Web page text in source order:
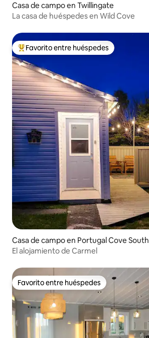
Casa de campo en Twillingate
La casa de huéspedes en Wild Cove
Favorito entre huéspedes preferido
Favorito entre huéspedes
Casa de campo en Portugal Cove South
El alojamiento de Carmel
Favorito entre huéspedes
Favorito entre huéspedes